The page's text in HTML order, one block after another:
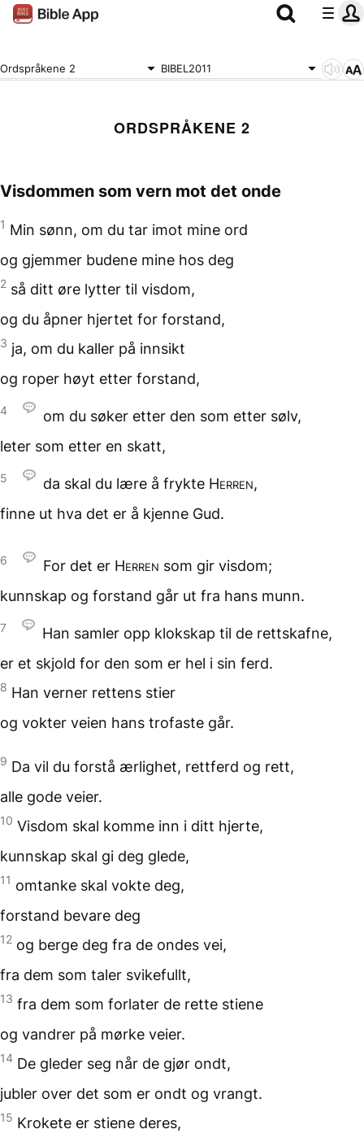
Ordspråkene 2 BIBEL2011
ORDSPRÅKENE 2
Visdommen som vern mot det onde
1 Min sønn, om du tar imot mine ord
og gjemmer budene mine hos deg
2 så ditt øre lytter til visdom,
og du åpner hjertet for forstand,
3 ja, om du kaller på innsikt
og roper høyt etter forstand,
4 om du søker etter den som etter sølv,
leter som etter en skatt,
5 da skal du lære å frykte Herren,
finne ut hva det er å kjenne Gud.
6 For det er Herren som gir visdom;
kunnskap og forstand går ut fra hans munn.
7 Han samler opp klokskap til de rettskafne,
er et skjold for den som er hel i sin ferd.
8 Han verner rettens stier
og vokter veien hans trofaste går.
9 Da vil du forstå ærlighet, rettferd og rett,
alle gode veier.
10 Visdom skal komme inn i ditt hjerte,
kunnskap skal gi deg glede,
11 omtanke skal vokte deg,
forstand bevare deg
12 og berge deg fra de ondes vei,
fra dem som taler svikefullt,
13 fra dem som forlater de rette stiene
og vandrer på mørke veier.
14 De gleder seg når de gjør ondt,
jubler over det som er ondt og vrangt.
15 Krokete er stiene deres,